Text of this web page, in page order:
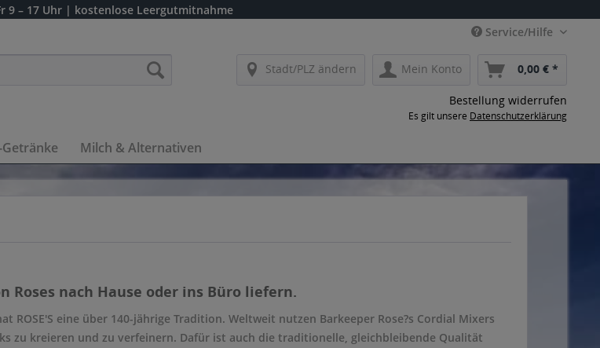
9 – 17 Uhr | kostenlose Leergutmitnahme
Service/Hilfe
Stadt/PLZ ändern Mein Konto 0,00 € *
Bestellung widerrufen
Es gilt unsere Datenschutzerklärung
Milch & Alternativen
Roses nach Hause oder ins Büro liefern.
ROSE'S eine über 140-jährige Tradition. Weltweit nutzen Barkeeper Rose?s Cordial Mixers
zu kreieren und zu verfeinern. Dafür ist auch die traditionelle, gleichbleibende Qualität